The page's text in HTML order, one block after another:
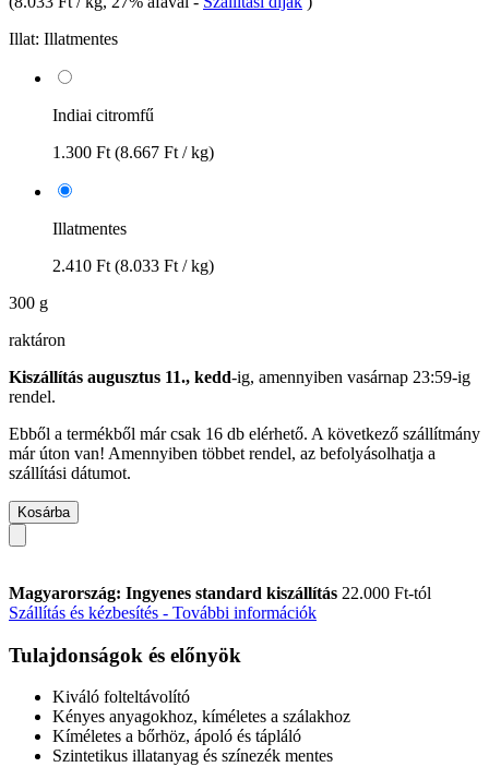
Illat: Illatmentes
Indiai citromfű
1.300 Ft (8.667 Ft / kg)
Illatmentes
2.410 Ft (8.033 Ft / kg)
300 g
raktáron
Kiszállítás augusztus 11., kedd-ig, amennyiben vasárnap 23:59-ig
rendel.
Ebből a termékből már csak 16 db elérhető. A következő szállítmány
már úton van! Amennyiben többet rendel, az befolyásolhatja a
szállítási dátumot.
Kosárba
Magyarország: Ingyenes standard kiszállítás 22.000 Ft-tól
Szállítás és kézbesítés - További információk
Tulajdonságok és előnyök
Kiváló folteltávolító
Kényes anyagokhoz, kíméletes a szálakhoz
Kíméletes a bőrhöz, ápoló és tápláló
Szintetikus illatanyag és színezék mentes